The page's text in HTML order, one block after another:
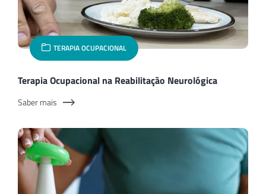
TERAPIA OCUPACIONAL
Terapia Ocupacional na Reabilitação Neurológica
Saber mais